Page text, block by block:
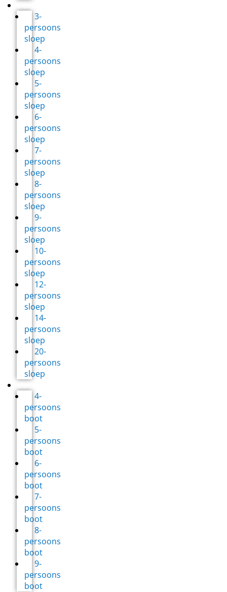
3-
persoons
sloep
4-
persoons
sloep
5-
persoons
sloep
6-
persoons
sloep
7-
persoons
sloep
8-
persoons
sloep
9-
persoons
sloep
10-
persoons
sloep
12-
persoons
sloep
14-
persoons
sloep
20-
persoons
sloep
4-
persoons
boot
5-
persoons
boot
6-
persoons
boot
7-
persoons
boot
8-
persoons
boot
9-
persoons
boot